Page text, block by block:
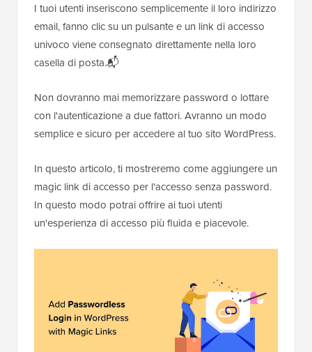
I tuoi utenti inseriscono semplicemente il loro indirizzo
email, fanno clic su un pulsante e un link di accesso
univoco viene consegnato direttamente nella loro
casella di posta.📬
Non dovranno mai memorizzare password o lottare
con l'autenticazione a due fattori. Avranno un modo
semplice e sicuro per accedere al tuo sito WordPress.
In questo articolo, ti mostreremo come aggiungere un
magic link di accesso per l'accesso senza password.
In questo modo potrai offrire ai tuoi utenti
un'esperienza di accesso più fluida e piacevole.